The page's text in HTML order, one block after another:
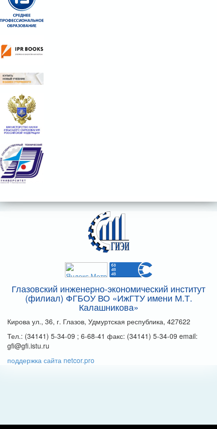
Глазовский инженерно-экономический институт
(филиал) ФГБОУ ВО «ИжГТУ имени М.Т.
Калашникова»
Кирова ул., 36, г. Глазов, Удмуртская республика, 427622
Тел.: (34141) 5-34-09 ; 6-68-41 факс: (34141) 5-34-09 email:
gfi@gfi.istu.ru
поддержка сайта netcor.pro